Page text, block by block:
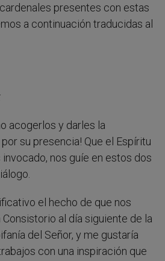
presentes con estas
a continuación traducidas al
acogerlos y darles la
por su presencia! Que el Espíritu
invocado, nos guíe en estos dos
el hecho de que nos
al día siguiente de la
del Señor, y me gustaría
con una inspiración que